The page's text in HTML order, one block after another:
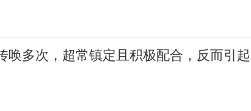
唤多次，超常镇定且积极配合，反而引起